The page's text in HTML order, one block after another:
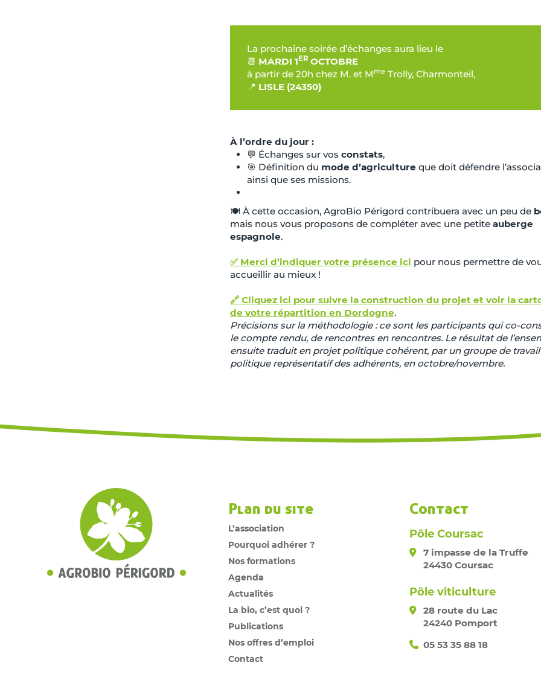
La prochaine soirée d’échanges aura lieu le
📆 MARDI 1 ER OCTOBRE
à partir de 20h chez M. et M me Trolly, Charmonteil,
📍 LISLE (24350)
À l’ordre du jour :
💬 Échanges sur vos constats,
🎯 Définition du mode d’agriculture que doit défendre
ainsi que ses missions.
🍽️ À cette occasion, AgroBio Périgord contribuera avec un peu de
mais nous vous proposons de compléter avec une petite auberge
espagnole.
✅ Merci d’indiquer votre présence ici pour nous permettre de
accueillir au mieux !
🔗 Cliquez ici pour suivre la construction du projet et voir la
de votre répartition en Dordogne.
Précisions sur la méthodologie : ce sont les participants qui co-
le compte rendu, de rencontres en rencontres. Le résultat de
ensuite traduit en projet politique cohérent, par un groupe de travail
politique représentatif des adhérents, en octobre/novembre.
Plan du site
L’association
Pourquoi adhérer ?
Nos formations
Agenda
Actualités
La bio, c’est quoi ?
Publications
Nos offres d’emploi
Contact
Contact
Pôle Coursac
7 impasse de la Truffe
24430 Coursac
Pôle viticulture
28 route du Lac
24240 Pomport
05 53 35 88 18